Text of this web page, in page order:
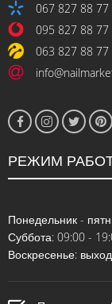
067 827 88 77
095 827 88 77
063 827 88 77
РЕЖИМ
Понедельник -
Суббота: 09:00 -
Воскресенье: